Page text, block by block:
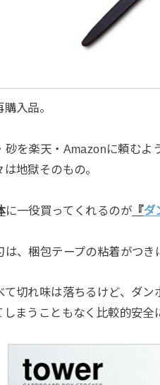
入品。
砂を楽天・Amazonに頼むよ
地獄そのもの。
に一役買ってくれるのが 『ダ
、梱包テープの粘着がつき
て切れ味は落ちるけど、ダ
まうこともなく比較的安全